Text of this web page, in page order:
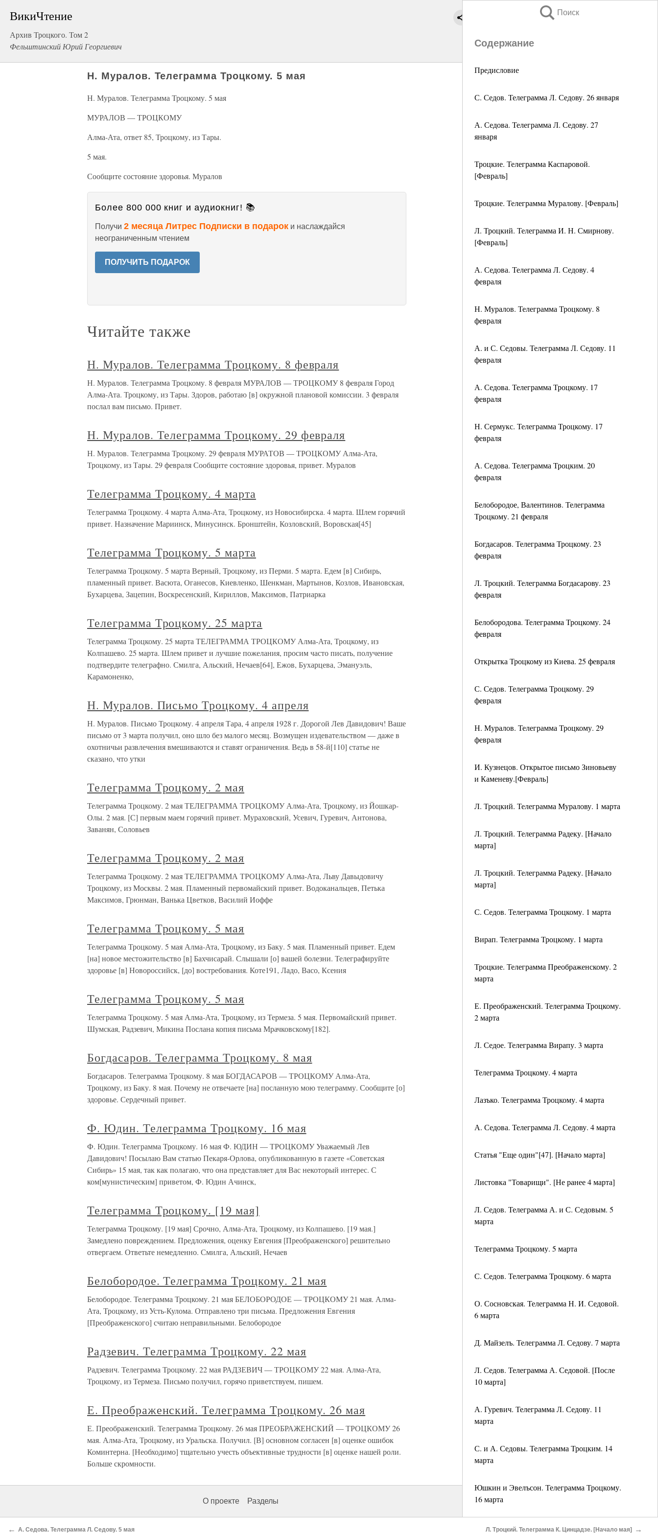
ВикиЧтение
Архив Троцкого. Том 2
Фельштинский Юрий Георгиевич
Поиск
Содержание
Предисловие
С. Седов. Телеграмма Л. Седову. 26 января
А. Седова. Телеграмма Л. Седову. 27
января
Троцкие. Телеграмма Каспаровой.
[Февраль]
Троцкие. Телеграмма Муралову. [Февраль]
Л. Троцкий. Телеграмма И. Н. Смирнову.
[Февраль]
А. Седова. Телеграмма Л. Седову. 4
февраля
Н. Муралов. Телеграмма Троцкому. 8
февраля
А. и С. Седовы. Телеграмма Л. Седову. 11
февраля
А. Седова. Телеграмма Троцкому. 17
февраля
Н. Сермукс. Телеграмма Троцкому. 17
февраля
А. Седова. Телеграмма Троцким. 20
февраля
Белобородое, Валентинов. Телеграмма
Троцкому. 21 февраля
Богдасаров. Телеграмма Троцкому. 23
февраля
Л. Троцкий. Телеграмма Богдасарову. 23
февраля
Белобородова. Телеграмма Троцкому. 24
февраля
Открытка Троцкому из Киева. 25 февраля
С. Седов. Телеграмма Троцкому. 29
февраля
Н. Муралов. Телеграмма Троцкому. 29
февраля
И. Кузнецов. Открытое письмо Зиновьеву
и Каменеву.[Февраль]
Л. Троцкий. Телеграмма Муралову. 1 марта
Л. Троцкий. Телеграмма Радеку. [Начало
марта]
Л. Троцкий. Телеграмма Радеку. [Начало
марта]
С. Седов. Телеграмма Троцкому. 1 марта
Вирап. Телеграмма Троцкому. 1 марта
Троцкие. Телеграмма Преображенскому. 2
марта
Е. Преображенский. Телеграмма Троцкому.
2 марта
Л. Седое. Телеграмма Вирапу. 3 марта
Телеграмма Троцкому. 4 марта
Лазъко. Телеграмма Троцкому. 4 марта
А. Седова. Телеграмма Л. Седову. 4 марта
Статья "Еще один"[47]. [Начало марта]
Листовка "Товарищи". [Не ранее 4 марта]
Л. Седов. Телеграмма А. и С. Седовым. 5
марта
Телеграмма Троцкому. 5 марта
С. Седов. Телеграмма Троцкому. 6 марта
О. Сосновская. Телеграмма Н. И. Седовой.
6 марта
Д. Майзелъ. Телеграмма Л. Седову. 7 марта
Л. Седов. Телеграмма А. Седовой. [После
10 марта]
А. Гуревич. Телеграмма Л. Седову. 11
марта
С. и А. Седовы. Телеграмма Троцким. 14
марта
Юшкин и Эвелъсон. Телеграмма Троцкому.
16 марта
А. и С. Седовы. Телеграмма Троцким. 17
Н. Муралов. Телеграмма Троцкому. 5 мая
Н. Муралов. Телеграмма Троцкому. 5 мая
МУРАЛОВ — ТРОЦКОМУ
Алма-Ата, ответ 85, Троцкому, из Тары.
5 мая.
Сообщите состояние здоровья. Муралов
Более 800 000 книг и аудиокниг! 📚
Получи 2 месяца Литрес Подписки в подарок и наслаждайся
неограниченным чтением
ПОЛУЧИТЬ ПОДАРОК
Читайте также
Н. Муралов. Телеграмма Троцкому. 8 февраля
Н. Муралов. Телеграмма Троцкому. 8 февраля МУРАЛОВ — ТРОЦКОМУ 8 февраля Город
Алма-Ата. Троцкому, из Тары. Здоров, работаю [в] окружной плановой комиссии. 3 февраля
послал вам письмо. Привет.
Н. Муралов. Телеграмма Троцкому. 29 февраля
Н. Муралов. Телеграмма Троцкому. 29 февраля МУРАТОВ — ТРОЦКОМУ Алма-Ата,
Троцкому, из Тары. 29 февраля Сообщите состояние здоровья, привет. Муралов
Телеграмма Троцкому. 4 марта
Телеграмма Троцкому. 4 марта Алма-Ата, Троцкому, из Новосибирска. 4 марта. Шлем горячий
привет. Назначение Мариинск, Минусинск. Бронштейн, Козловский, Воровская[45]
Телеграмма Троцкому. 5 марта
Телеграмма Троцкому. 5 марта Верный, Троцкому, из Перми. 5 марта. Едем [в] Сибирь,
пламенный привет. Васюта, Оганесов, Киевленко, Шенкман, Мартынов, Козлов, Ивановская,
Бухарцева, Зацепин, Воскресенский, Кириллов, Максимов, Патриарка
Телеграмма Троцкому. 25 марта
Телеграмма Троцкому. 25 марта ТЕЛЕГРАММА ТРОЦКОМУ Алма-Ата, Троцкому, из
Колпашево. 25 марта. Шлем привет и лучшие пожелания, просим часто писать, получение
подтвердите телеграфно. Смилга, Альский, Нечаев[64], Ежов, Бухарцева, Эмануэль,
Карамоненко,
Н. Муралов. Письмо Троцкому. 4 апреля
Н. Муралов. Письмо Троцкому. 4 апреля Тара, 4 апреля 1928 г. Дорогой Лев Давидович! Ваше
письмо от 3 марта получил, оно шло без малого месяц. Возмущен издевательством — даже в
охотничьи развлечения вмешиваются и ставят ограничения. Ведь в 58-й[110] статье не
сказано, что утки
Телеграмма Троцкому. 2 мая
Телеграмма Троцкому. 2 мая ТЕЛЕГРАММА ТРОЦКОМУ Алма-Ата, Троцкому, из Йошкар-
Олы. 2 мая. [С] первым маем горячий привет. Мураховский, Усевич, Гуревич, Антонова,
Заванян, Соловьев
Телеграмма Троцкому. 2 мая
Телеграмма Троцкому. 2 мая ТЕЛЕГРАММА ТРОЦКОМУ Алма-Ата, Льву Давыдовичу
Троцкому, из Москвы. 2 мая. Пламенный первомайский привет. Водоканальцев, Петька
Максимов, Грюнман, Ванька Цветков, Василий Иоффе
Телеграмма Троцкому. 5 мая
Телеграмма Троцкому. 5 мая Алма-Ата, Троцкому, из Баку. 5 мая. Пламенный привет. Едем
[на] новое местожительство [в] Бахчисарай. Слышали [о] вашей болезни. Телеграфируйте
здоровье [в] Новороссийск, [до] востребования. Коте191, Ладо, Васо, Ксения
Телеграмма Троцкому. 5 мая
Телеграмма Троцкому. 5 мая Алма-Ата, Троцкому, из Термеза. 5 мая. Первомайский привет.
Шумская, Радзевич, Микина Послана копия письма Мрачковскому[182].
Богдасаров. Телеграмма Троцкому. 8 мая
Богдасаров. Телеграмма Троцкому. 8 мая БОГДАСАРОВ — ТРОЦКОМУ Алма-Ата,
Троцкому, из Баку. 8 мая. Почему не отвечаете [на] посланную мою телеграмму. Сообщите [о]
здоровье. Сердечный привет.
Ф. Юдин. Телеграмма Троцкому. 16 мая
Ф. Юдин. Телеграмма Троцкому. 16 мая Ф. ЮДИН — ТРОЦКОМУ Уважаемый Лев
Давидович! Посылаю Вам статью Пекаря-Орлова, опубликованную в газете «Советская
Сибирь» 15 мая, так как полагаю, что она представляет для Вас некоторый интерес. С
ком[мунистическим] приветом, Ф. Юдин Ачинск,
Телеграмма Троцкому. [19 мая]
Телеграмма Троцкому. [19 мая] Срочно, Алма-Ата, Троцкому, из Колпашево. [19 мая.]
Замедлено повреждением. Предложения, оценку Евгения [Преображенского] решительно
отвергаем. Ответьте немедленно. Смилга, Альский, Нечаев
Белобородое. Телеграмма Троцкому. 21 мая
Белобородое. Телеграмма Троцкому. 21 мая БЕЛОБОРОДОЕ — ТРОЦКОМУ 21 мая. Алма-
Ата, Троцкому, из Усть-Кулома. Отправлено три письма. Предложения Евгения
[Преображенского] считаю неправильными. Белобородое
Радзевич. Телеграмма Троцкому. 22 мая
Радзевич. Телеграмма Троцкому. 22 мая РАДЗЕВИЧ — ТРОЦКОМУ 22 мая. Алма-Ата,
Троцкому, из Термеза. Письмо получил, горячо приветствуем, пишем.
Е. Преображенский. Телеграмма Троцкому. 26 мая
Е. Преображенский. Телеграмма Троцкому. 26 мая ПРЕОБРАЖЕНСКИЙ — ТРОЦКОМУ 26
мая. Алма-Ата, Троцкому, из Уральска. Получил. [В] основном согласен [в] оценке ошибок
Коминтерна. [Необходимо] тщательно учесть объективные трудности [в] оценке нашей роли.
Больше скромности.
О проекте Разделы
← А. Седова. Телеграмма Л. Седову. 5 мая Л. Троцкий. Телеграмма К. Цинцадзе. [Начало мая] →